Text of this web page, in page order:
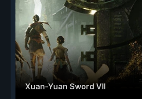
Xuan-Yuan Sword VII